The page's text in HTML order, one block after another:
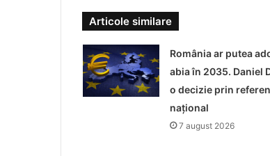
Articole similare
România ar putea
abia în 2035. Daniel
o decizie prin
național
7 august 2026